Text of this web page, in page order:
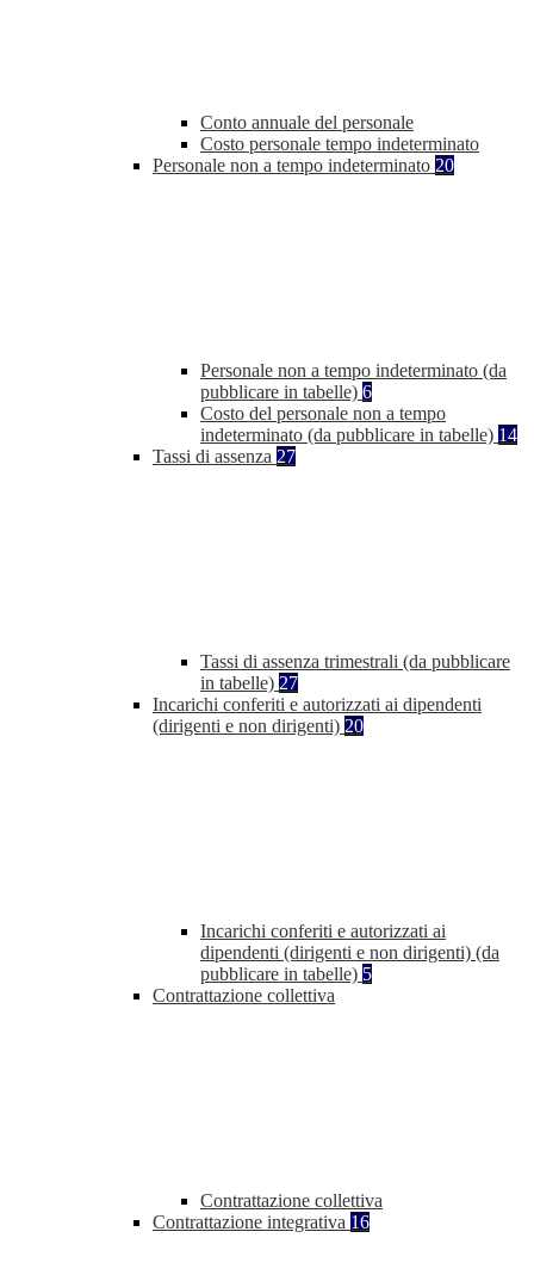
Conto annuale del personale
Costo personale tempo indeterminato
Personale non a tempo indeterminato 20
Personale non a tempo indeterminato (da
pubblicare in tabelle) 6
Costo del personale non a tempo
indeterminato (da pubblicare in tabelle) 14
Tassi di assenza 27
Tassi di assenza trimestrali (da pubblicare
in tabelle) 27
Incarichi conferiti e autorizzati ai dipendenti
(dirigenti e non dirigenti) 20
Incarichi conferiti e autorizzati ai
dipendenti (dirigenti e non dirigenti) (da
pubblicare in tabelle) 5
Contrattazione collettiva
Contrattazione collettiva
Contrattazione integrativa 16